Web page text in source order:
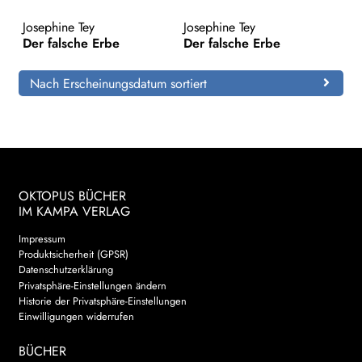
Josephine Tey
Der falsche Erbe
Josephine Tey
Der falsche Erbe
Nach Erscheinungsdatum sortiert
OKTOPUS BÜCHER
IM KAMPA VERLAG
Impressum
Produktsicherheit (GPSR)
Datenschutzerklärung
Privatsphäre-Einstellungen ändern
Historie der Privatsphäre-Einstellungen
Einwilligungen widerrufen
BÜCHER